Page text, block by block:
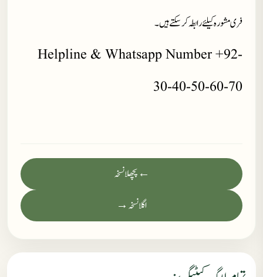
فری مشورہ کیلئے رابطہ کر سکتے ہیں۔
Helpline & Whatsapp Number +92-
30-40-50-60-70
← پچھلا نسخہ
اگلا نسخہ →